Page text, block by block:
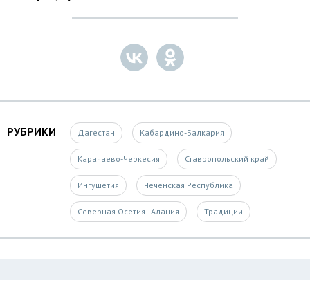
РУБРИКИ Дагестан Кабардино-Балкария
Карачаево-Черкесия Ставропольский край
Ингушетия Чеченская Республика
Северная Осетия - Алания Традиции